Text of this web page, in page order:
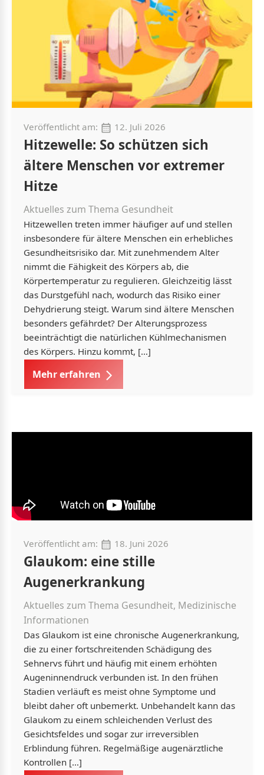
Veröffentlicht am: 12. Juli 2026
Hitzewelle: So schützen sich
ältere Menschen vor extremer
Hitze
Aktuelles zum Thema Gesundheit
Hitzewellen treten immer häufiger auf und stellen
insbesondere für ältere Menschen ein erhebliches
Gesundheitsrisiko dar. Mit zunehmendem Alter
nimmt die Fähigkeit des Körpers ab, die
Körpertemperatur zu regulieren. Gleichzeitig lässt
das Durstgefühl nach, wodurch das Risiko einer
Dehydrierung steigt. Warum sind ältere Menschen
besonders gefährdet? Der Alterungsprozess
beeinträchtigt die natürlichen Kühlmechanismen
des Körpers. Hinzu kommt, […]
Mehr erfahren
Veröffentlicht am: 18. Juni 2026
Glaukom: eine stille
Augenerkrankung
Aktuelles zum Thema Gesundheit, Medizinische
Informationen
Das Glaukom ist eine chronische Augenerkrankung,
die zu einer fortschreitenden Schädigung des
Sehnervs führt und häufig mit einem erhöhten
Augeninnendruck verbunden ist. In den frühen
Stadien verläuft es meist ohne Symptome und
bleibt daher oft unbemerkt. Unbehandelt kann das
Glaukom zu einem schleichenden Verlust des
Gesichtsfeldes und sogar zur irreversiblen
Erblindung führen. Regelmäßige augenärztliche
Kontrollen […]